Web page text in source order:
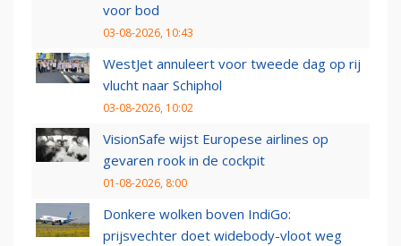
voor bod
03-08-2026, 10:43
WestJet annuleert voor tweede dag op rij
vlucht naar Schiphol
03-08-2026, 10:02
VisionSafe wijst Europese airlines op
gevaren rook in de cockpit
01-08-2026, 8:00
Donkere wolken boven IndiGo:
prijsvechter doet widebody-vloot weg